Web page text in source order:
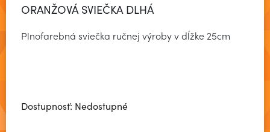
ORANŽOVÁ SVIEČKA DLHÁ
Plnofarebná sviečka ručnej výroby v dĺžke 25cm
Dostupnosť: Nedostupné